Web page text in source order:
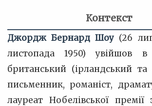
Контекст
Джордж Бернард Шоу (26
листопада 1950) увійшов
британський (ірландський та
письменник, романіст,
лауреат Нобелівської премії